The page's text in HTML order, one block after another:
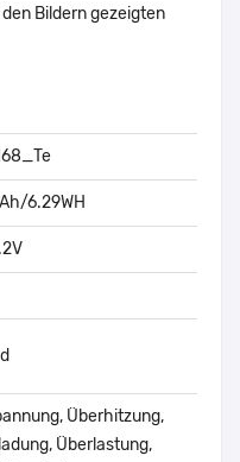
Bildern gezeigten
6.29WH
Überhitzung,
Überlastung,